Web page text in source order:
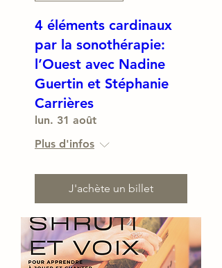
4 éléments cardinaux
par la sonothérapie:
l’Ouest avec Nadine
Guertin et Stéphanie
Carrières
lun. 31 août
Plus d'infos
J'achète un billet